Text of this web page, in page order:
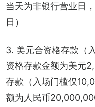
当天为非银行营业日
日）
3. 美元合资格存款（
资格存款金额为美元
存款（入场门槛仅
额为人民币